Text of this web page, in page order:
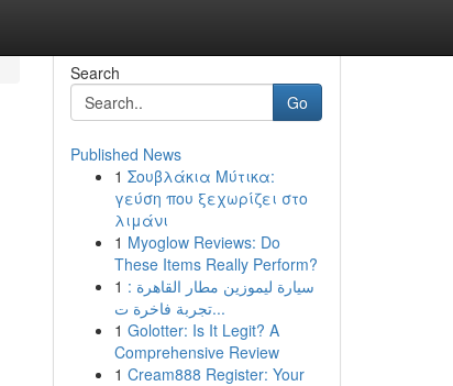
Search
Go
Published News
1 Σουβλάκια Μύτικα:
γεύση που ξεχωρίζει στο
λιμάνι
1 Myoglow Reviews: Do
These Items Really Perform?
1 سيارة ليموزين مطار القاهرة :
تجربة فاخرة ت...
1 Golotter: Is It Legit? A
Comprehensive Review
1 Cream888 Register: Your